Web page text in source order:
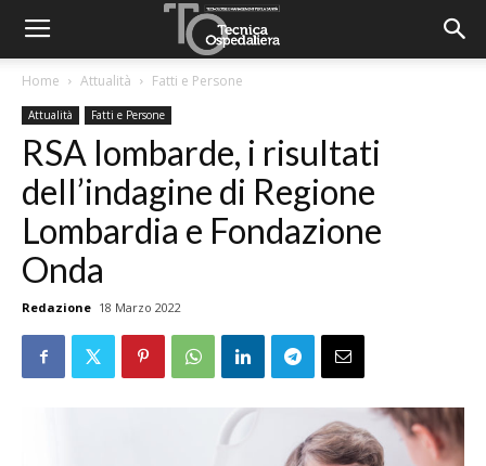
Home Attualità Fatti e Persone
Attualità Fatti e Persone
RSA lombarde, i risultati
dell’indagine di Regione
Lombardia e Fondazione
Onda
Redazione 18 Marzo 2022